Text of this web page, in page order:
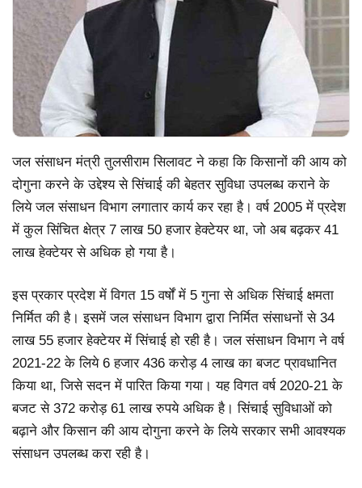
जल संसाधन मंत्री तुलसीराम सिलावट ने कहा कि किसानों की आय को
दोगुना करने के उद्देश्य से सिंचाई की बेहतर सुविधा उपलब्ध कराने के
लिये जल संसाधन विभाग लगातार कार्य कर रहा है। वर्ष 2005 में प्रदेश
में कुल सिंचित क्षेत्र 7 लाख 50 हजार हेक्टेयर था, जो अब बढ़कर 41
लाख हेक्टेयर से अधिक हो गया है।
इस प्रकार प्रदेश में विगत 15 वर्षों में 5 गुना से अधिक सिंचाई क्षमता
निर्मित की है। इसमें जल संसाधन विभाग द्वारा निर्मित संसाधनों से 34
लाख 55 हजार हेक्टेयर में सिंचाई हो रही है। जल संसाधन विभाग ने वर्ष
2021-22 के लिये 6 हजार 436 करोड़ 4 लाख का बजट प्रावधानित
किया था, जिसे सदन में पारित किया गया। यह विगत वर्ष 2020-21 के
बजट से 372 करोड़ 61 लाख रुपये अधिक है। सिंचाई सुविधाओं को
बढ़ाने और किसान की आय दोगुना करने के लिये सरकार सभी आवश्यक
संसाधन उपलब्ध करा रही है।